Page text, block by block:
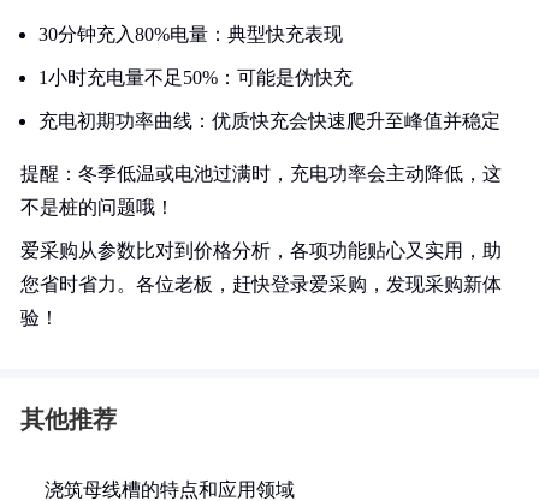
30分钟充入80%电量：典型快充表现
1小时充电量不足50%：可能是伪快充
充电初期功率曲线：优质快充会快速爬升至峰值并稳定
提醒：冬季低温或电池过满时，充电功率会主动降低，这
不是桩的问题哦！
爱采购从参数比对到价格分析，各项功能贴心又实用，助
您省时省力。各位老板，赶快登录爱采购，发现采购新体
验！
其他推荐
浇筑母线槽的特点和应用领域